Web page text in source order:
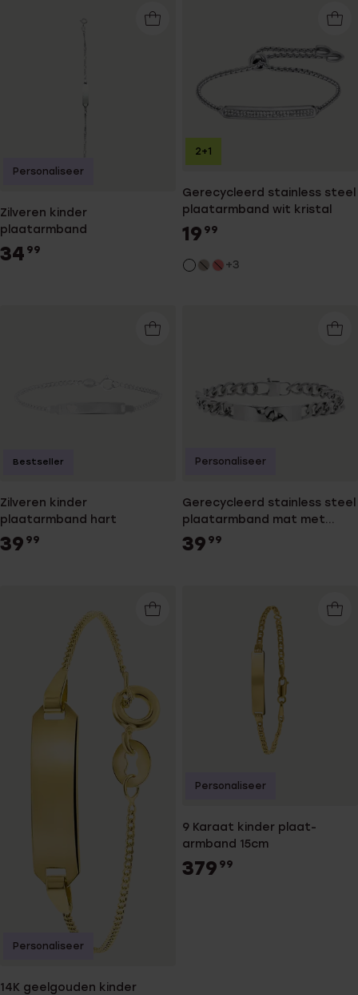
Zilveren kinder
plaatarmband
34 99
Personaliseer
Gerecycleerd stainless steel
plaatarmband wit kristal
19 99
+3
2+1
Zilveren kinder
plaatarmband hart
39 99
Bestseller
Gerecycleerd stainless steel
plaatarmband mat met
gourmetschakel
39 99
Personaliseer
14K geelgouden kinder
Personaliseer
9 Karaat kinder plaat-
armband 15cm
379 99
Personaliseer